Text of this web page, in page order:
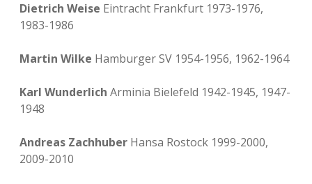
Dietrich Weise Eintracht Frankfurt 1973-1976,
1983-1986
Martin Wilke Hamburger SV 1954-1956, 1962-1964
Karl Wunderlich Arminia Bielefeld 1942-1945, 1947-
1948
Andreas Zachhuber Hansa Rostock 1999-2000,
2009-2010